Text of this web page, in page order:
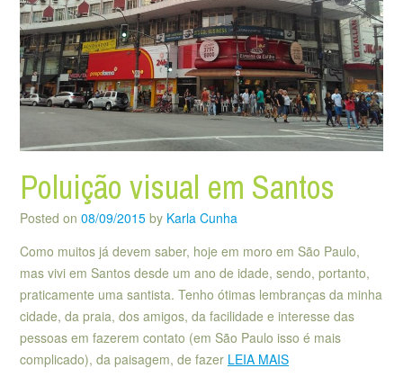
Poluição visual em Santos
Posted on 08/09/2015 by Karla Cunha
Como muitos já devem saber, hoje em moro em São Paulo,
mas vivi em Santos desde um ano de idade, sendo, portanto,
praticamente uma santista. Tenho ótimas lembranças da minha
cidade, da praia, dos amigos, da facilidade e interesse das
pessoas em fazerem contato (em São Paulo isso é mais
complicado), da paisagem, de fazer LEIA MAIS